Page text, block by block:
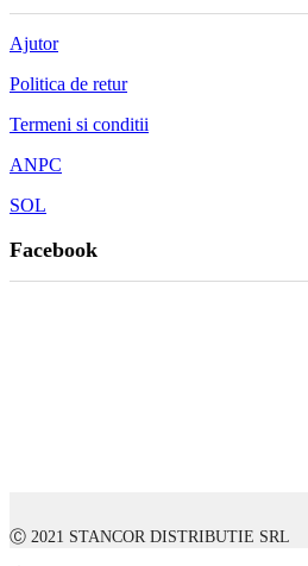
Ajutor
Politica de retur
Termeni si conditii
ANPC
SOL
Facebook
Ⓒ 2021 STANCOR DISTRIBUTIE SRL